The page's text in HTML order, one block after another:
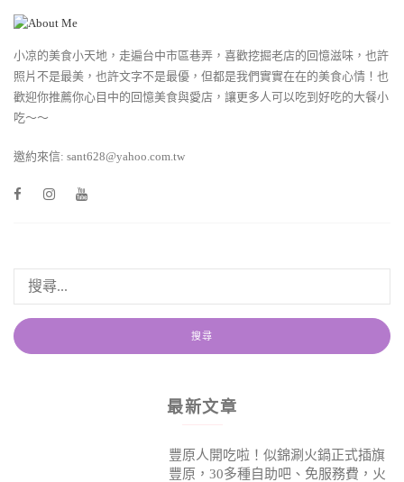
小凉的美食小天地，走遍台中市區巷弄，喜歡挖掘老店的回憶滋味，也許
照片不是最美，也許文字不是最優，但都是我們實實在在的美食心情！也
歡迎你推薦你心目中的回憶美食與愛店，讓更多人可以吃到好吃的大餐小
吃～～
邀約來信: sant628@yahoo.com.tw
最新文章
豐原人開吃啦！似錦涮火鍋正式插旗
豐原，30多種自助吧、免服務費，火